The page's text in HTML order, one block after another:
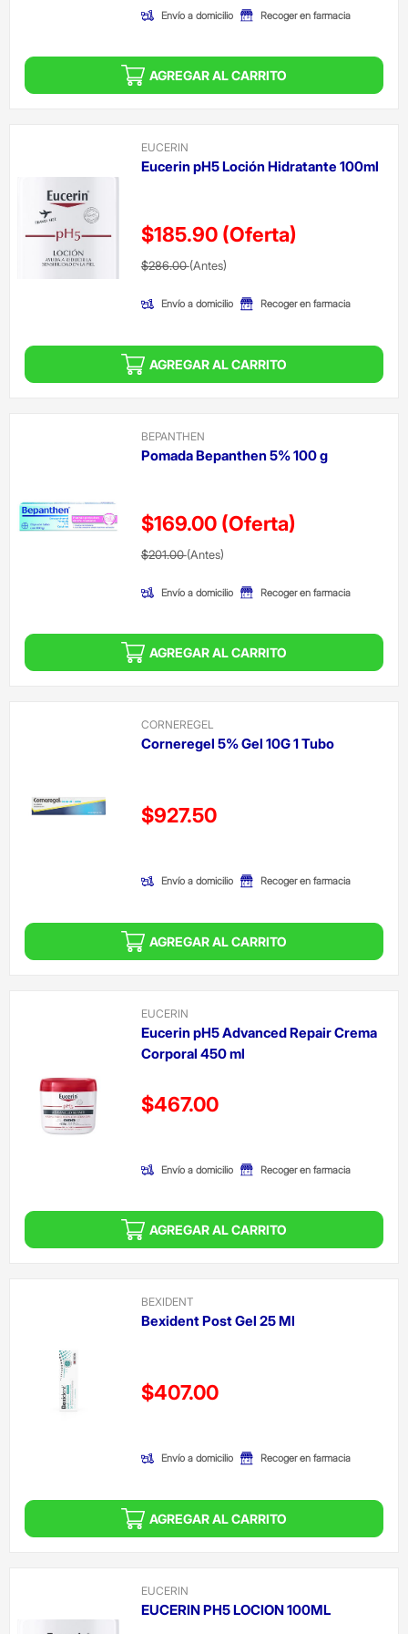
Envío a domicilio Recoger en farmacia
AGREGAR AL CARRITO
EUCERIN
Eucerin pH5 Loción Hidratante 100ml
$185.90 (Oferta)
Precio reducido de
$286.00(Antes)(Oferta)
Envío a domicilio Recoger en farmacia
AGREGAR AL CARRITO
BEPANTHEN
Pomada Bepanthen 5% 100 g
$169.00 (Oferta)
Precio reducido de
$201.00(Antes)(Oferta)
Envío a domicilio Recoger en farmacia
AGREGAR AL CARRITO
CORNEREGEL
Corneregel 5% Gel 10G 1 Tubo
Precio reducido de
$927.50
Envío a domicilio Recoger en farmacia
AGREGAR AL CARRITO
EUCERIN
Eucerin pH5 Advanced Repair Crema
Corporal 450 ml
Precio reducido de
$467.00
Envío a domicilio Recoger en farmacia
AGREGAR AL CARRITO
BEXIDENT
Bexident Post Gel 25 Ml
Precio reducido de
$407.00
Envío a domicilio Recoger en farmacia
AGREGAR AL CARRITO
EUCERIN
EUCERIN PH5 LOCION 100ML